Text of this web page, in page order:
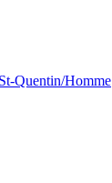
Quentin/Homme